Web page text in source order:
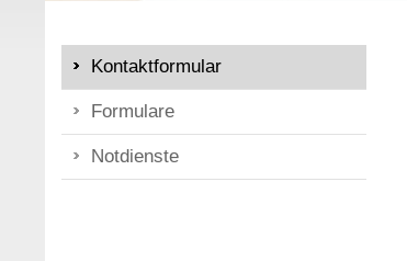
Kontaktformular
Formulare
Notdienste